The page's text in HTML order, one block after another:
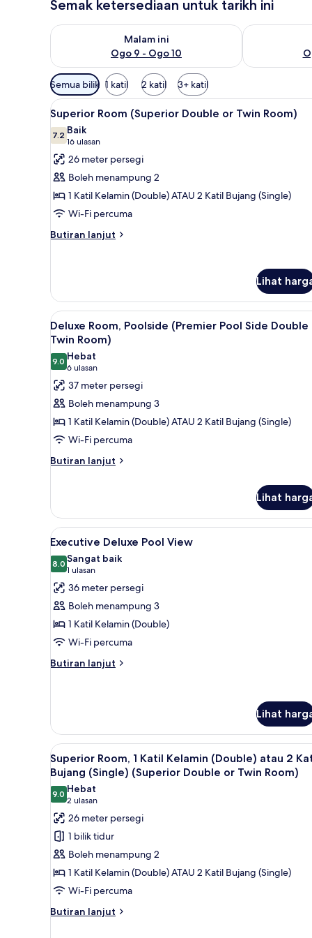
Semak ketersediaan untuk tarikh ini
Malam ini
Ogo 9 - Ogo 10
Semak ketersediaan untuk malam ini Ogo 9 - Ogo 10
Semak
Penapis
yang
tersedia
untuk
bilik
Semua bilik 1 katil 2 katil 3+ katil
Lihat
semua
foto
untuk
Superior
Room
(Superior
Double
or
Bar mini, peti besi dalam bilik,
5
Superior Room (Superior Double or Twin Room)
7.27.2 daripada 10
Baik
16 ulasan
(16
ulasan)
26 meter persegi
Boleh menampung 2
1 Katil Kelamin (Double) ATAU 2 Katil Bujang (Single)
Wi-Fi percuma
Butiran lanjut
Butiran
(Superior
Double
or
Twin
Room)
Lihat
Lihat
semua
foto
untuk
Deluxe
Room,
Poolside
(Premier
Pool
Side
Twin
Room)
5
Deluxe Room, Poolside (Premier Pool Side Double
Twin Room)
9.09.0 daripada 10
Hebat
6 ulasan
(6
ulasan)
37 meter persegi
Boleh menampung 3
1 Katil Kelamin (Double) ATAU 2 Katil Bujang (Single)
Wi-Fi percuma
Butiran lanjut
Butiran
Room,
Poolside
(Premier
Pool
Side
Double
or
Twin
Room)
Lihat
Lihat
semua
foto
untuk
Executive
Deluxe
Pool
View
Bar mini, peti besi dalam bilik,
6
Executive Deluxe Pool View
8.08.0 daripada 10
Sangat baik
1 ulasan
(1
ulasan)
36 meter persegi
Boleh menampung 3
1 Katil Kelamin (Double)
Wi-Fi percuma
Butiran lanjut
Butiran
Pool
View
Lihat
Lihat
semua
foto
untuk
Superior
Room,
Katil
Kelamin
(Double)
atau
Bar mini, peti besi dalam bilik,
5
Superior Room, 1 Katil Kelamin (Double) atau 2
Bujang (Single) (Superior Double or Twin Room)
9.09.0 daripada 10
Hebat
2 ulasan
(2
ulasan)
26 meter persegi
1 bilik tidur
Boleh menampung 2
1 Katil Kelamin (Double) ATAU 2 Katil Bujang (Single)
Wi-Fi percuma
Butiran lanjut
Butiran